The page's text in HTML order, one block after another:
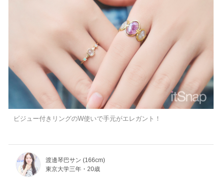
ビジュー付きリングのW使いで手元がエレガント！
渡邊琴巴サン (166cm)
東京大学三年・20歳